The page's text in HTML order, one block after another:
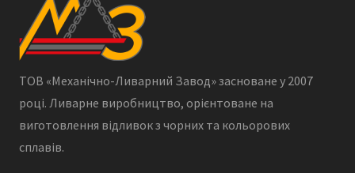
ТОВ «Механічно-Ливарний Завод» засноване у 2007
році. Ливарне виробництво, орієнтоване на
виготовлення відливок з чорних та кольорових
сплавів.